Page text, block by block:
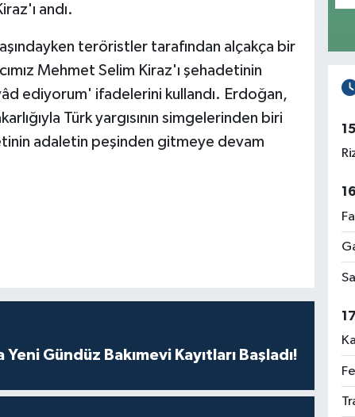
andı.
teröristler tarafından alçakça bir
Mehmet Selim Kiraz'ı şehadetinin
ediyorum' ifadelerini kullandı. Erdoğan,
Türk yargısının simgelerinden biri
adaletin peşinden gitmeye devam
Gündüz Bakımevi Kayıtları Başladı!